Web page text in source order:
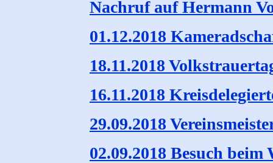
Nachruf auf Hermann
01.12.2018
18.11.2018
16.11.2018
29.09.2018
02.09.2018 Besuch